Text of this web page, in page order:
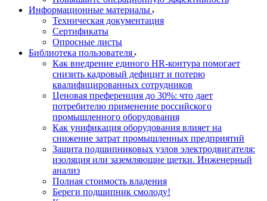
Информационные материалы
Техническая документация
Сертификаты
Опросные листы
Библиотека пользователя
Как внедрение единого HR-контура помогает
снизить кадровый дефицит и потерю
квалифицированных сотрудников
Ценовая преференция до 30%: что дает
потребителю применение российского
промышленного оборудования
Как унификация оборудования влияет на
снижение затрат промышленных предприятий
Защита подшипниковых узлов электродвигателя:
изоляция или заземляющие щетки. Инженерный
анализ
Полная стоимость владения
Береги подшипник смолоду!